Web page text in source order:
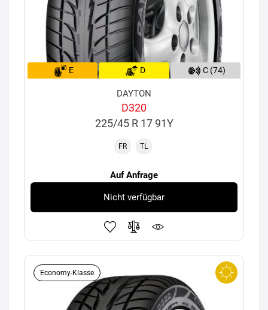
E D C (74)
DAYTON
D320
225/45 R 17 91Y
FR TL
Auf Anfrage
Nicht verfügbar
Economy-Klasse